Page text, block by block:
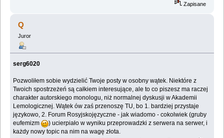
Zapisane
Q
Juror
serg6020
Pozwoliłem sobie wydzielić Twoje posty w osobny wątek. Niektóre z
Twoich spostrzeżeń są całkiem interesujące, ale to co piszesz ma raczej
charakter autorskiego monologu, niż normalnej dyskusji w Akademii
Lemologicznej. Wątek ów zaś przenoszę TU, bo 1. bardziej przystaje
językowo, 2. Forum Rosyjskojęzyczne - jak wiadomo - cokolwiek (gruby
eufemizm
) ucierpiało w wyniku przeprowadzki z serwera na serwer, i
każdy nowy topic na nim na wagę złota.